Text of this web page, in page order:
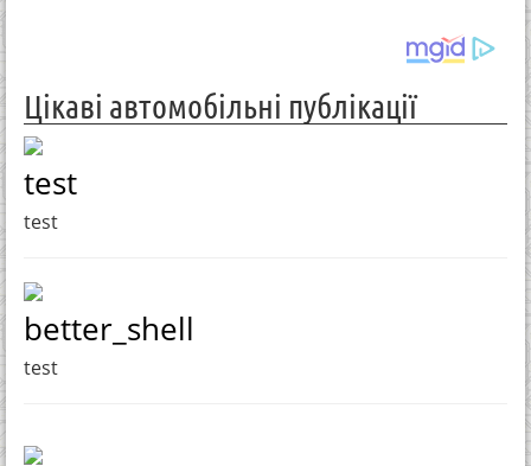
Цікаві автомобільні публікації
test
test
better_shell
test